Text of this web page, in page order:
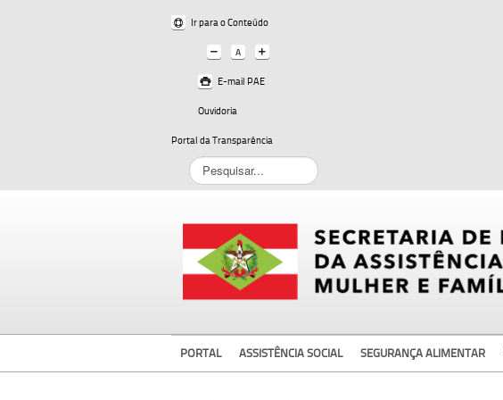
Ir para o Conteúdo
E-mail PAE
Ouvidoria
Portal da Transparência
Pesquisar...
PORTAL ASSISTÊNCIA SOCIAL SEGURANÇA ALIMENTAR